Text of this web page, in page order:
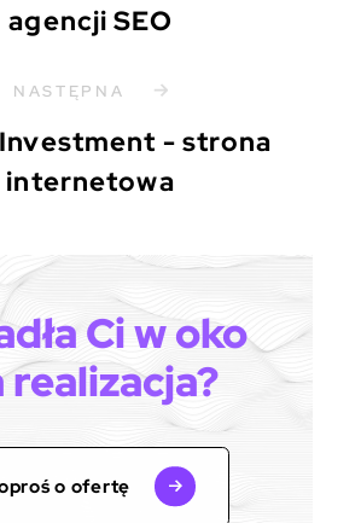
agencji SEO
NASTĘPNA
- strona
internetowa
Ci w oko
realizacja?
o ofertę